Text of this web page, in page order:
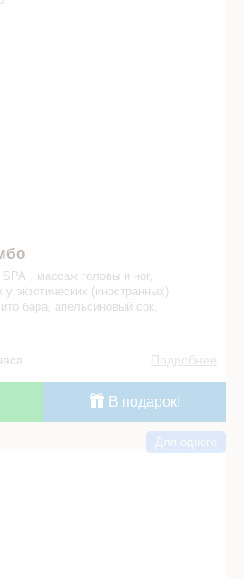
, массаж головы и ног,
экзотических (иностранных)
бара, апельсиновый сок,
Подробнее
В подарок!
салоне
Для одного